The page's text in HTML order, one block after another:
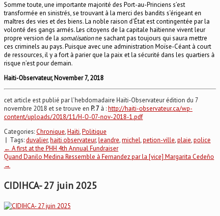
Somme toute, une importante majorité des Port-au-Princiens s’est
transformée en sinistrés, se trouvant à la merci des bandits s’érigeant en
maîtres des vies et des biens. La noble raison d’État est contingentée par la
volonté des gangs armés. Les citoyens de la capitale haïtienne vivent leur
propre version de la somalisationne sachant pas toujours qui saura mettre
ces criminels au pays. Puisque avec une administration Moïse-Céant à court
de ressources, il y a fort à parier que la paix et la sécurité dans les quartiers à
risque n’est pour demain.
Haiti-Observateur, November 7, 2018
cet article est publié par l’hebdomadaire Haïti-Observateur édition du 7
novembre 2018 et se trouve en P. 7 à :http://haiti-observateur.ca/wp-
content/uploads/2018/11/H-O-07-nov-2018-1.pdf
Categories:Chronique,Haïti,Politique
| Tags:duvalier,haiti observateur,leandre,michel,petion-ville,plaie,police
Post
navigation
← A first at the PHH 4th Annual Fundraiser
Quand Danilo Medina Ressemble à Fernandez par la [vice] Margarita Cedeño
→
CIDIHCA- 27 juin 2025